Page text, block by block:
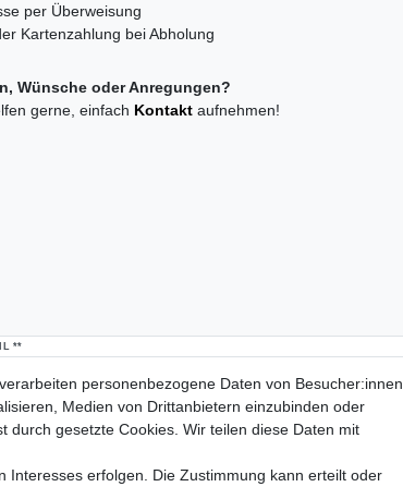
per Überweisung
Kartenzahlung bei Abholung
Wünsche oder Anregungen?
gerne, einfach Kontakt aufnehmen!
**
bestätige ich, dass ich dieDaten­schutz­erklärunggelesen habe.
Einwilligung kann ich jederzeit widerrufen.**
Abonnieren
personenbezogene Daten von Besucher:innen
Medien von Drittanbietern einzubinden oder
gesetzte Cookies. Wir teilen diese Daten mit
Interesses erfolgen. Die Zustimmung kann erteilt oder